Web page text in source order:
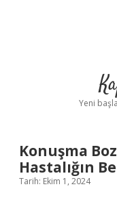
Yeni
Konuşma
Hastalığın
Tarih: Ekim 1, 2024